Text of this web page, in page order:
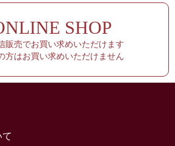
SHOP
販売でお買い求めいただけます
方はお買い求めいただけません